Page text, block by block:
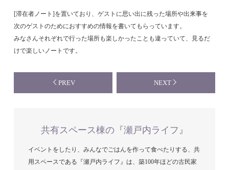
[滞在者ノート]を置いており、ゲストに思い出に残った場所や出来事を
次のゲストのためにおすすめの情報を書いてもらっています。
みなさんそれぞれで行った場所も楽しかったことも違っていて、見るだ
けで楽しいノートです。
PREV NEXT
共有スペース棟の『瀬戸内ライフ』
イベントをしたり、みんなでごはんを作って食べたりする、共
用スペースである『瀬戸内ライフ』は、築100年ほどの古民家